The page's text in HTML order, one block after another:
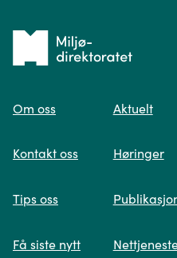
Spør oss
søk og viser deg vår
Tilbake
forsiden
Om oss
Kontakt oss
Tips oss
Få siste nytt
Aktuelt
Høringer